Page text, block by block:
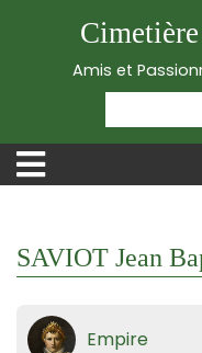
Amis et
SAVIOT Jean
Empire